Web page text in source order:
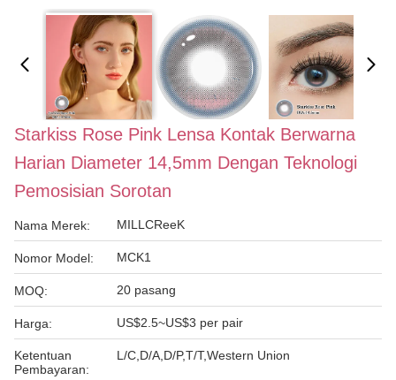
Starkiss Rose Pink Lensa Kontak Berwarna
Harian Diameter 14,5mm Dengan Teknologi
Pemosisian Sorotan
Nama Merek: MILLCReeK
Nomor Model: MCK1
MOQ: 20 pasang
Harga: US$2.5~US$3 per pair
Ketentuan
Pembayaran:
L/C,D/A,D/P,T/T,Western Union